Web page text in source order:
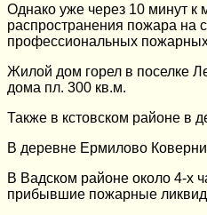
Однако уже через 10 минут к
распространения пожара на
профессиональных
Жилой дом горел в поселке
дома пл. 300 кв.м.
Также в кстовском районе в
В деревне Ермилово
В Вадском районе около 4-х
прибывшие пожарные